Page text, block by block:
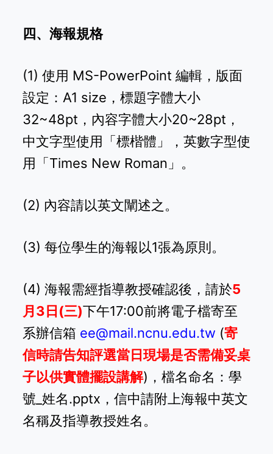
四、海報規格
(1) 使用 MS-PowerPoint 編輯，版面
設定：A1 size，標題字體大小
32~48pt，內容字體大小20~28pt，
中文字型使用「標楷體」，英數字型使
用「Times New Roman」。
(2) 內容請以英文闡述之。
(3) 每位學生的海報以1張為原則。
(4) 海報需經指導教授確認後，請於5
月3日(三)下午17:00前將電子檔寄至
系辦信箱 ee@mail.ncnu.edu.tw (寄
信時請告知評選當日現場是否需備妥桌
子以供實體擺設講解)，檔名命名：學
號_姓名.pptx，信中請附上海報中英文
名稱及指導教授姓名。